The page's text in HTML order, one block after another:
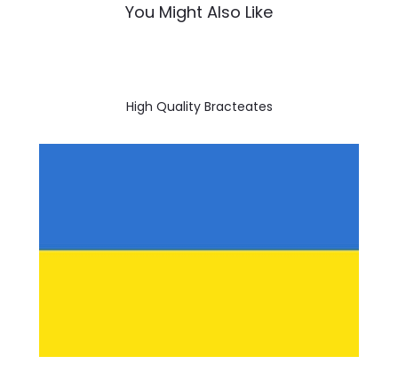
You Might Also Like
High Quality Bracteates